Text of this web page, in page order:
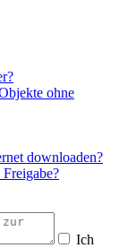
ohne
downloaden?
Ich